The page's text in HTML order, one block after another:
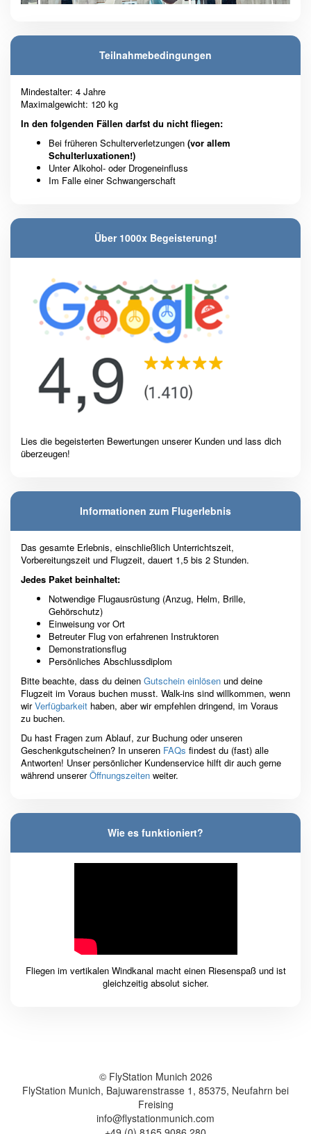
Teilnahmebedingungen
Mindestalter: 4 Jahre
Maximalgewicht: 120 kg
In den folgenden Fällen darfst du nicht fliegen:
Bei früheren Schulterverletzungen (vor allem
Schulterluxationen!)
Unter Alkohol- oder Drogeneinfluss
Im Falle einer Schwangerschaft
Über 1000x Begeisterung!
Lies die begeisterten Bewertungen unserer Kunden und lass dich
überzeugen!
Informationen zum Flugerlebnis
Das gesamte Erlebnis, einschließlich Unterrichtszeit,
Vorbereitungszeit und Flugzeit, dauert 1,5 bis 2 Stunden.
Jedes Paket beinhaltet:
Notwendige Flugausrüstung (Anzug, Helm, Brille,
Gehörschutz)
Einweisung vor Ort
Betreuter Flug von erfahrenen Instruktoren
Demonstrationsflug
Persönliches Abschlussdiplom
Bitte beachte, dass du deinen Gutschein einlösen und deine
Flugzeit im Voraus buchen musst. Walk-ins sind willkommen, wenn
wirVerfügbarkeit haben, aber wir empfehlen dringend, im Voraus
zu buchen.
Du hast Fragen zum Ablauf, zur Buchung oder unseren
Geschenkgutscheinen? In unseren FAQs findest du (fast) alle
Antworten! Unser persönlicher Kundenservice hilft dir auch gerne
während unsererÖffnungszeiten weiter.
Wie es funktioniert?
Fliegen im vertikalen Windkanal macht einen Riesenspaß und ist
gleichzeitig absolut sicher.
© FlyStation Munich 2026
FlyStation Munich, Bajuwarenstrasse 1, 85375, Neufahrn bei
Freising
info@flystationmunich.com